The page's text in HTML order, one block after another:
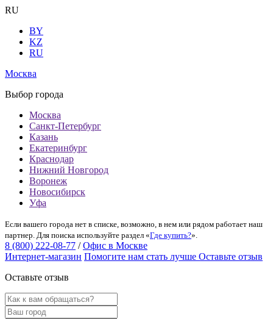
RU
BY
KZ
RU
Москва
Выбор города
Москва
Санкт-Петербург
Казань
Екатеринбург
Краснодар
Нижний Новгород
Воронеж
Новосибирск
Уфа
Если вашего города нет в списке, возможно, в нем или рядом работает наш
партнер. Для поиска используйте раздел «Где купить?».
8 (800) 222-08-77 / Офис в Москве
Интернет-магазин Помогите нам стать лучше Оставьте отзыв
Оставьте отзыв